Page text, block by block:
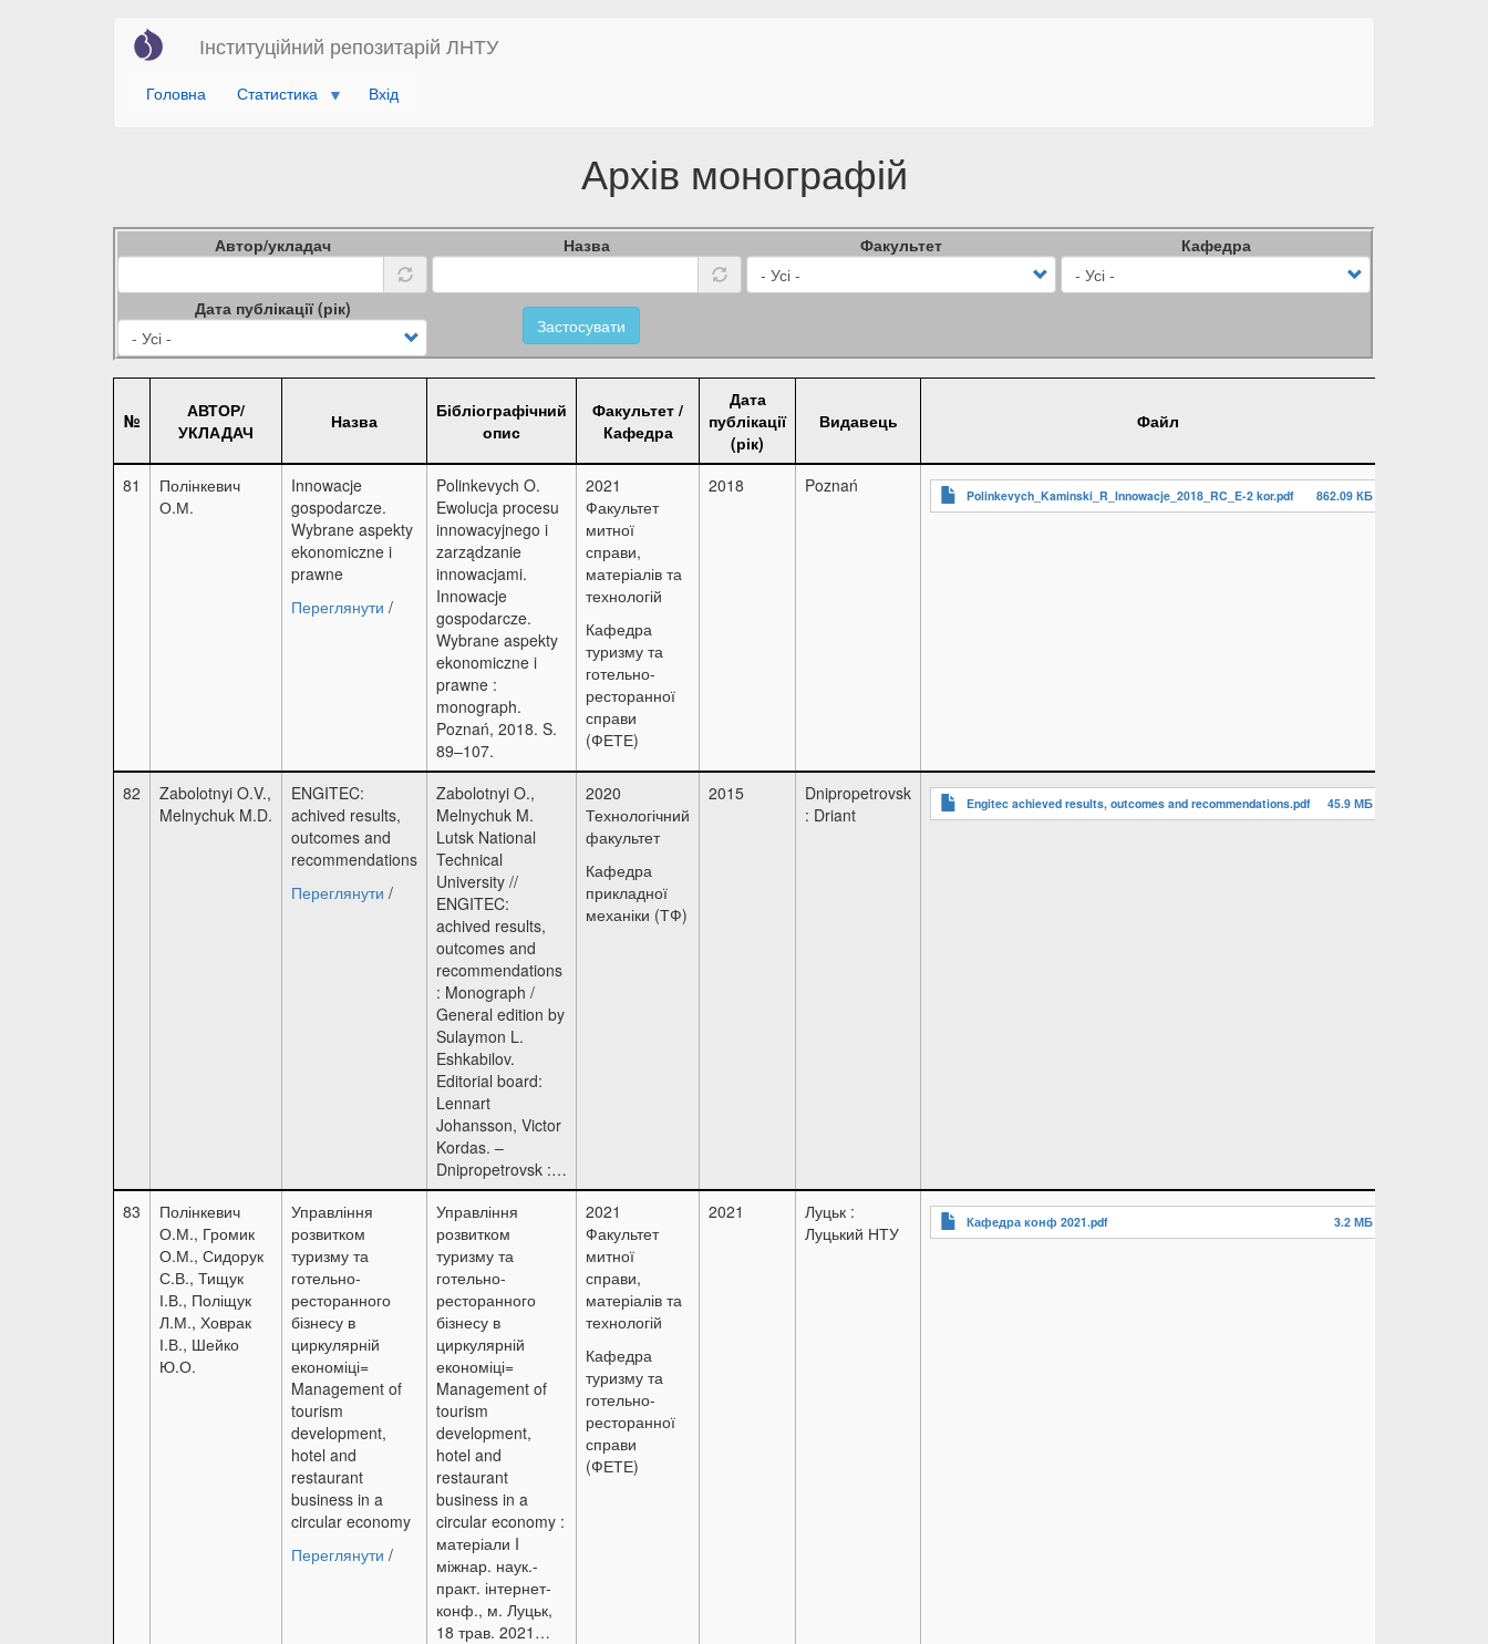
Інституційний репозитарій ЛНТУ
Головна Статистика Вхід
Архів монографій
Автор/укладач Назва Факультет Кафедра
Дата публікації (рік)
Застосувати
№
АВТОР/
УКЛАДАЧ
Назва
Бібліографічний
опис
Факультет /
Кафедра
Дата
публікації
(рік)
Видавець Файл
81
Полінкевич
О.М.
Innowacje
gospodarcze.
Wybrane aspekty
ekonomiczne i
prawne
Переглянути /
Polinkevych O.
Ewolucja procesu
innowacyjnego i
zarządzanie
innowacjami.
Innowacje
gospodarcze.
Wybrane aspekty
ekonomiczne i
prawne :
monograph.
Poznań, 2018. S.
89–107.
2021
Факультет
митної
справи,
матеріалів та
технологій
Кафедра
туризму та
готельно-
ресторанної
справи
(ФЕТЕ)
2018 Poznań Polinkevych_Kaminski_R_Innowacje_2018_RC_E-2 kor.pdf 862.09 КБ
82
Zabolotnyi O.V.,
Melnychuk M.D.
ENGITEC:
achived results,
outcomes and
recommendations
Переглянути /
Zabolotnyi O.,
Melnychuk M.
Lutsk National
Technical
University //
ENGITEC:
achived results,
outcomes and
recommendations
: Monograph /
General edition by
Sulaymon L.
Eshkabilov.
Editorial board:
Lennart
Johansson, Victor
Kordas. –
Dnipropetrovsk :…
2020
Технологічний
факультет
Кафедра
прикладної
механіки (ТФ)
2015
Dnipropetrovsk
: Driant
Engitec achieved results, outcomes and recommendations.pdf 45.9 МБ
83
Полінкевич
О.М., Громик
О.М., Сидорук
С.В., Тищук
І.В., Поліщук
Л.М., Ховрак
І.В., Шейко
Ю.О.
Управління
розвитком
туризму та
готельно-
ресторанного
бізнесу в
циркулярній
економіці=
Management of
tourism
development,
hotel and
restaurant
business in a
circular economy
Переглянути /
Управління
розвитком
туризму та
готельно-
ресторанного
бізнесу в
циркулярній
економіці=
Management of
tourism
development,
hotel and
restaurant
business in a
circular economy :
матеріали I
міжнар. наук.-
практ. інтернет-
конф., м. Луцьк,
18 трав. 2021…
2021
Факультет
митної
справи,
матеріалів та
технологій
Кафедра
туризму та
готельно-
ресторанної
справи
(ФЕТЕ)
2021
Луцьк :
Луцький НТУ
Кафедра конф 2021.pdf 3.2 МБ